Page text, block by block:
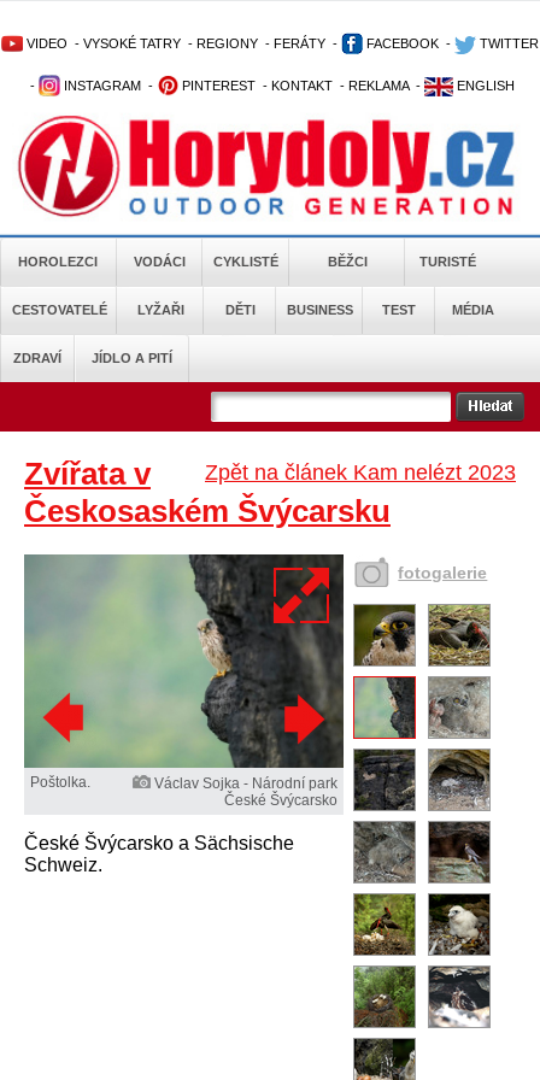
VIDEO - VYSOKÉ TATRY - REGIONY - FERÁTY - FACEBOOK - TWITTER
- INSTAGRAM - PINTEREST - KONTAKT - REKLAMA - ENGLISH
HOROLEZCI VODÁCI CYKLISTÉ BĚŽCI TURISTÉ
CESTOVATELÉ LYŽAŘI DĚTI BUSINESS TEST MÉDIA
ZDRAVÍ JÍDLO A PITÍ
Zpět na článek Kam nelézt 2023
Zvířata v
Českosaském Švýcarsku
Poštolka.
Václav Sojka - Národní park
České Švýcarsko
České Švýcarsko a Sächsische
Schweiz.
fotogalerie